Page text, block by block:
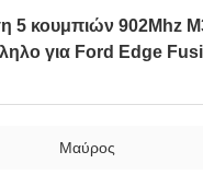
κουμπιών 902Mhz
για Ford Edge
Μαύρος